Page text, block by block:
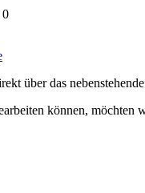
0
über das
können, möchten